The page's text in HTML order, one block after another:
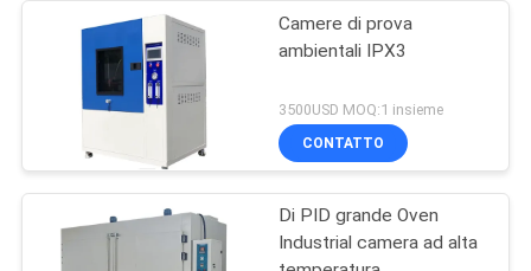
Camere di prova
ambientali IPX3
3500USD MOQ:1 insieme
CONTATTO
Di PID grande Oven
Industrial camera ad alta